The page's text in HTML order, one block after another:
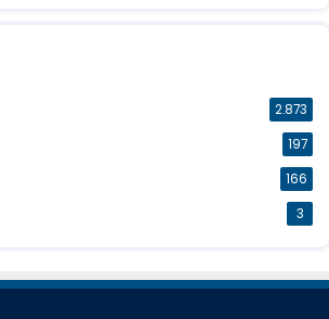
2.873
197
166
3